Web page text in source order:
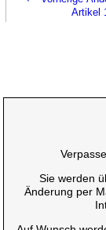
Artikel
Sie werden
Änderung per